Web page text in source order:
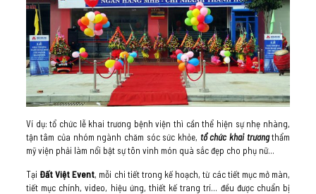
Ví dụ: tổ chức lễ khai trương bệnh viện thì cần thể hiện sự nhẹ nhàng,
tận tâm của nhóm ngành chăm sóc sức khỏe, tổ chức khai trươngthẩm
mỹ viện phải làm nổi bật sự tôn vinh món quà sắc đẹp cho phụ nữ…
Tại Đất Việt Event, mỗi chi tiết trong kế hoạch, từ các tiết mục mở màn,
tiết mục chính, video, hiệu ứng, thiết kế trang trí… đều được chuẩn bị